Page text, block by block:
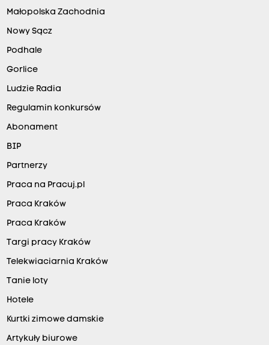
Małopolska Zachodnia
Nowy Sącz
Podhale
Gorlice
Ludzie Radia
Regulamin konkursów
Abonament
BIP
Partnerzy
Praca na Pracuj.pl
Praca Kraków
Praca Kraków
Targi pracy Kraków
Telekwiaciarnia Kraków
Tanie loty
Hotele
Kurtki zimowe damskie
Artykuły biurowe